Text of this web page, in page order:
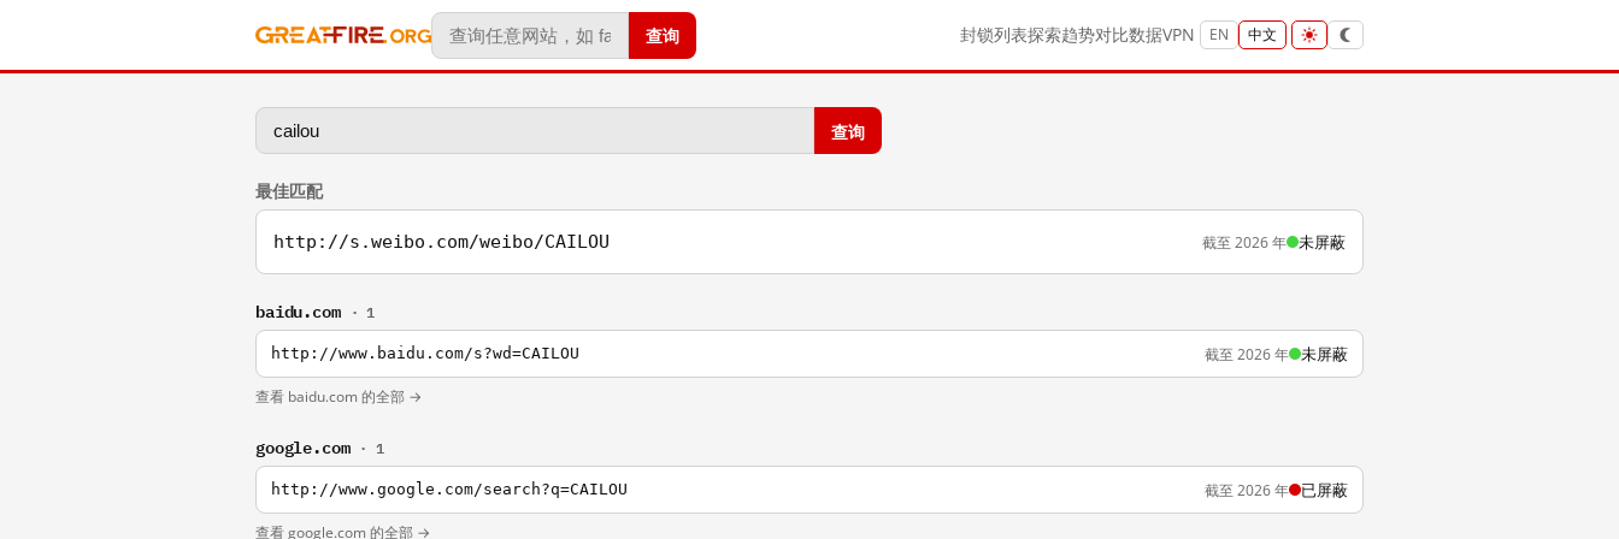
查询 封锁列表探索趋势对比数据VPN EN 中文
查询
最佳匹配
http://s.weibo.com/weibo/CAILOU 截至 2026 年 未屏蔽
baidu.com · 1
http://www.baidu.com/s?wd=CAILOU 截至 2026 年 未屏蔽
查看 baidu.com 的全部 →
google.com · 1
http://www.google.com/search?q=CAILOU 截至 2026 年 已屏蔽
查看 google.com 的全部 →